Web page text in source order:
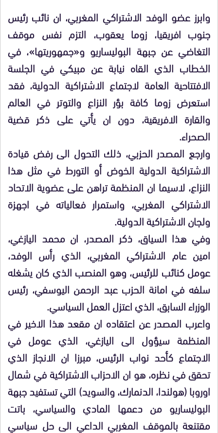
وابرز عضو الوفد الاشتراكي المغربي، ان نائب رئيس
جنوب افريقيا، زوما يعقوب، التزم نفس موقف
التغاضي عن جبهة البوليساريو و«جمهوريتها»، في
الخطاب الذي القاه نيابة عن مبيكي في الجلسة
الافتتاحية العامة لاجتماع الاشتراكية الدولية، فقد
استعرض زوما كافة بؤر النزاع والتوتر في العالم
والقارة الافريقية، دون ان يأتي على ذكر قضية
الصحراء.
وارجع المصدر الحزبي، ذلك التحول الى رفض قيادة
الاشتراكية الدولية الخوض أو التورط في مثل هذا
النزاع، لاسيما ان المنظمة تراهن على عضوية الاتحاد
الاشتراكي المغربي، واستمرار فعالياته في اجهزة
ولجان الاشتراكية الدولية.
وفي هذا السياق، ذكر المصدر، ان محمد اليازغي،
امين عام الاشتراكي المغربي، الذي رأس الوفد،
عومل كنائب للرئيس، وهو المنصب الذي كان يشغله
سلفه في امانة الحزب عبد الرحمن اليوسفي، رئيس
الوزراء السابق، الذي اعتزل العمل السياسي.
واعرب المصدر عن اعتقاده ان مقعد هذا الاخير في
المنظمة سيؤول الى اليازغي، الذي عومل في
الاجتماع كأحد نواب الرئيس، مبرزا ان الانجاز الذي
تحقق في نظره، هو ان الاحزاب الاشتراكية في شمال
اوروبا (هولندا، الدنمارك، والسويد) التي تستفيد جبهة
البوليساريو من دعمها المادي والسياسي، باتت
مقتنعة بالموقف المغربي الداعي الى حل سياسي